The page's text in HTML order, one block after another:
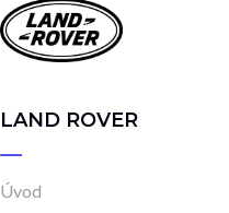
LAND ROVER
Úvod